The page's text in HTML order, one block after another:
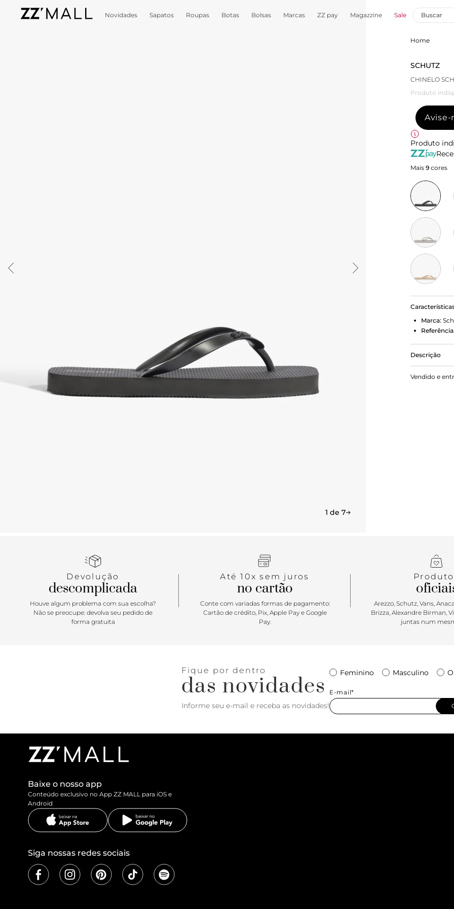
Novidades Sapatos Roupas Botas Bolsas Marcas ZZ pay Magazzine Sale
1 de 7
Home
SCHUTZ
CHINELO
Produto
Avise-
Produto
Mais 9 cores
Marca:
Referência:
Descrição
Leve e
conforto e
Vendido e
Devolução
descomplicada
Houve algum problema com sua escolha?
Não se preocupe: devolva seu pedido de
forma gratuita
Até 10x sem juros
no cartão
Conte com variadas formas de pagamento:
Cartão de crédito, Pix, Apple Pay e Google
Pay.
Arezzo, Schutz, Vans,
Brizza, Alexandre Birman,
juntas num
Fique por dentro
das novidades
Informe seu e-mail e receba as novidades!
Feminino Masculino
E-mail*
Baixe o nosso app
Conteúdo exclusivo no App ZZ MALL para iOS e
Android
Siga nossas redes sociais